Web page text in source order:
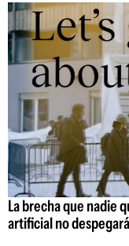
La brecha que nadie
artificial no